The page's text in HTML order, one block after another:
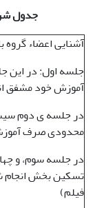
جدول
آشنایی اعضاء
جلسه اول: در این
آموزش خود مشفق
در جلسه ی دوم
محدودی صرف
در جلسه سوم، و
تسکین بخش انجام
فیلم)